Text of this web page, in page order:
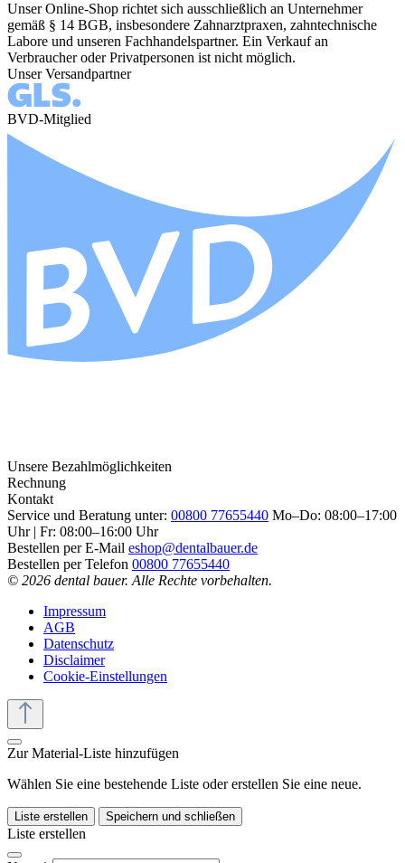
Unser Online-Shop richtet sich ausschließlich an Unternehmer
gemäß § 14 BGB, insbesondere Zahnarztpraxen, zahntechnische
Labore und unseren Fachhandelspartner. Ein Verkauf an
Verbraucher oder Privatpersonen ist nicht möglich.
Unser Versandpartner
BVD-Mitglied
Unsere Bezahlmöglichkeiten
Rechnung
Kontakt
Service und Beratung unter: 00800 77655440 Mo–Do: 08:00–17:00
Uhr | Fr: 08:00–16:00 Uhr
Bestellen per E-Mail eshop@dentalbauer.de
Bestellen per Telefon 00800 77655440
© 2026 dental bauer. Alle Rechte vorbehalten.
Impressum
AGB
Datenschutz
Disclaimer
Cookie-Einstellungen
Zur Material-Liste hinzufügen
Wählen Sie eine bestehende Liste oder erstellen Sie eine neue.
Liste erstellen Speichern und schließen
Liste erstellen